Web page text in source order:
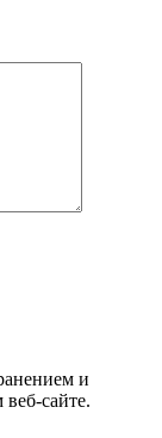
и
сайте.